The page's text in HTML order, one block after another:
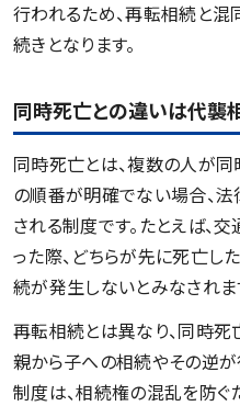
行われるため、再転相続と混
続きとなります。
同時死亡との違いは代襲
同時死亡とは、複数の人が
の順番が明確でない場合、
される制度です。たとえば、
った際、どちらが先に死亡し
続が発生しないとみなされま
再転相続とは異なり、同時死
親から子への相続やその逆が
制度は、相続権の混乱を防ぐ